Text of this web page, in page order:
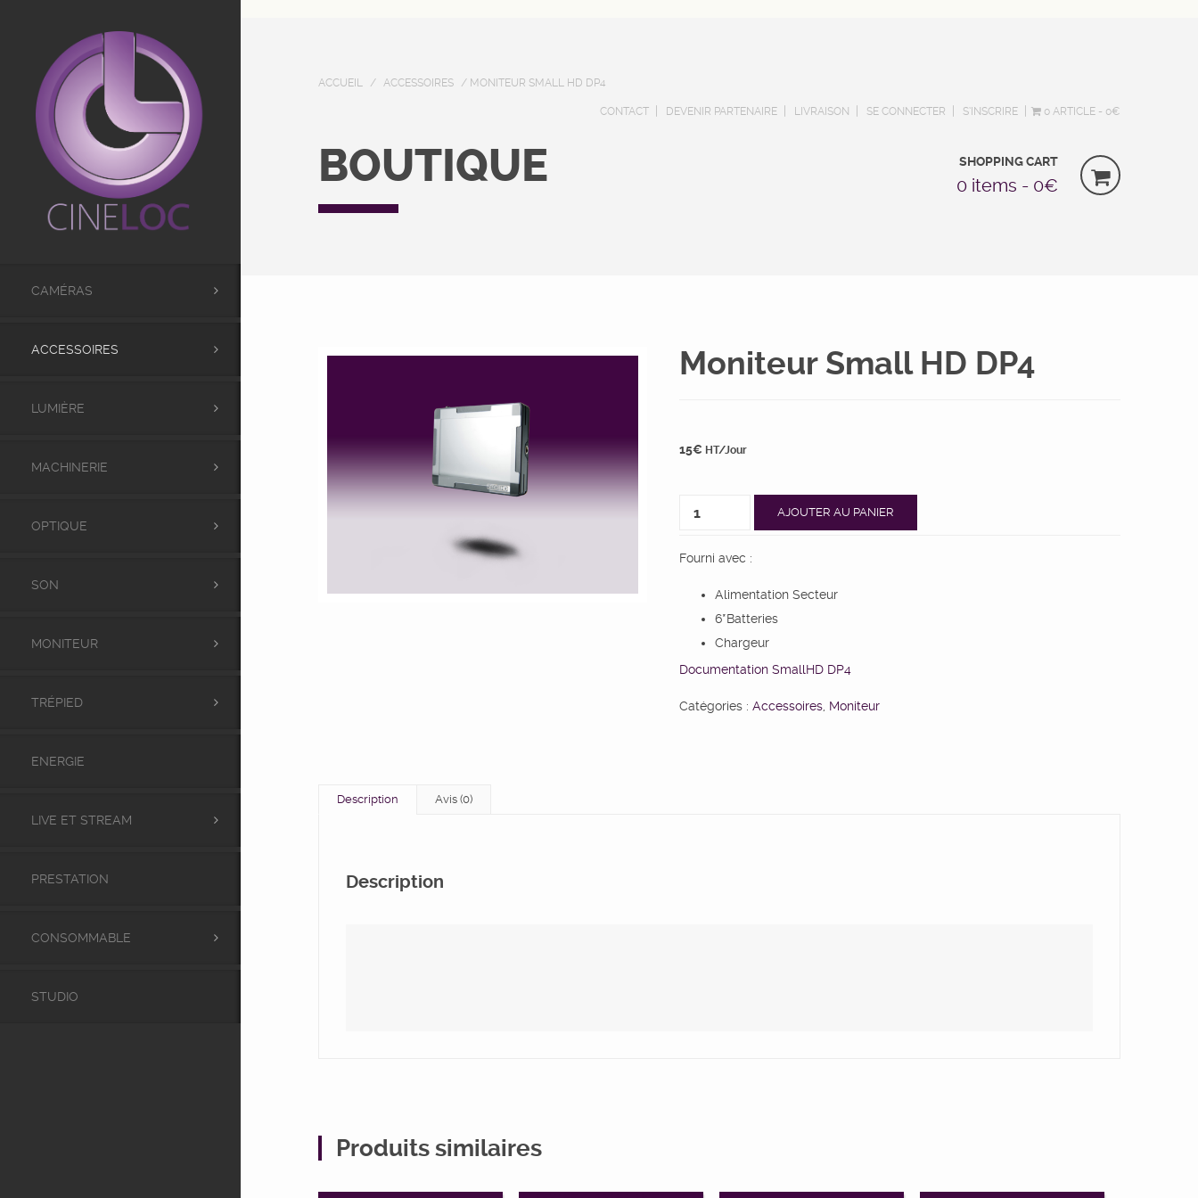
CAMÉRAS
ACCESSOIRES
LUMIÈRE
MACHINERIE
OPTIQUE
SON
MONITEUR
TRÉPIED
ENERGIE
LIVE ET STREAM
PRESTATION
CONSOMMABLE
STUDIO
ACCUEIL / ACCESSOIRES / MONITEUR SMALL HD DP4
CONTACT DEVENIR PARTENAIRE LIVRAISON SE CONNECTER S’INSCRIRE 0 ARTICLE 0€
BOUTIQUE SHOPPING CART
0 items - 0€
Moniteur Small HD DP4
15€ HT/Jour
AJOUTER AU PANIER
Fourni avec :
Alimentation Secteur
6*Batteries
Chargeur
Documentation SmallHD DP4
Catégories : Accessoires Moniteur
Description Avis (0)
Description
Produits similaires